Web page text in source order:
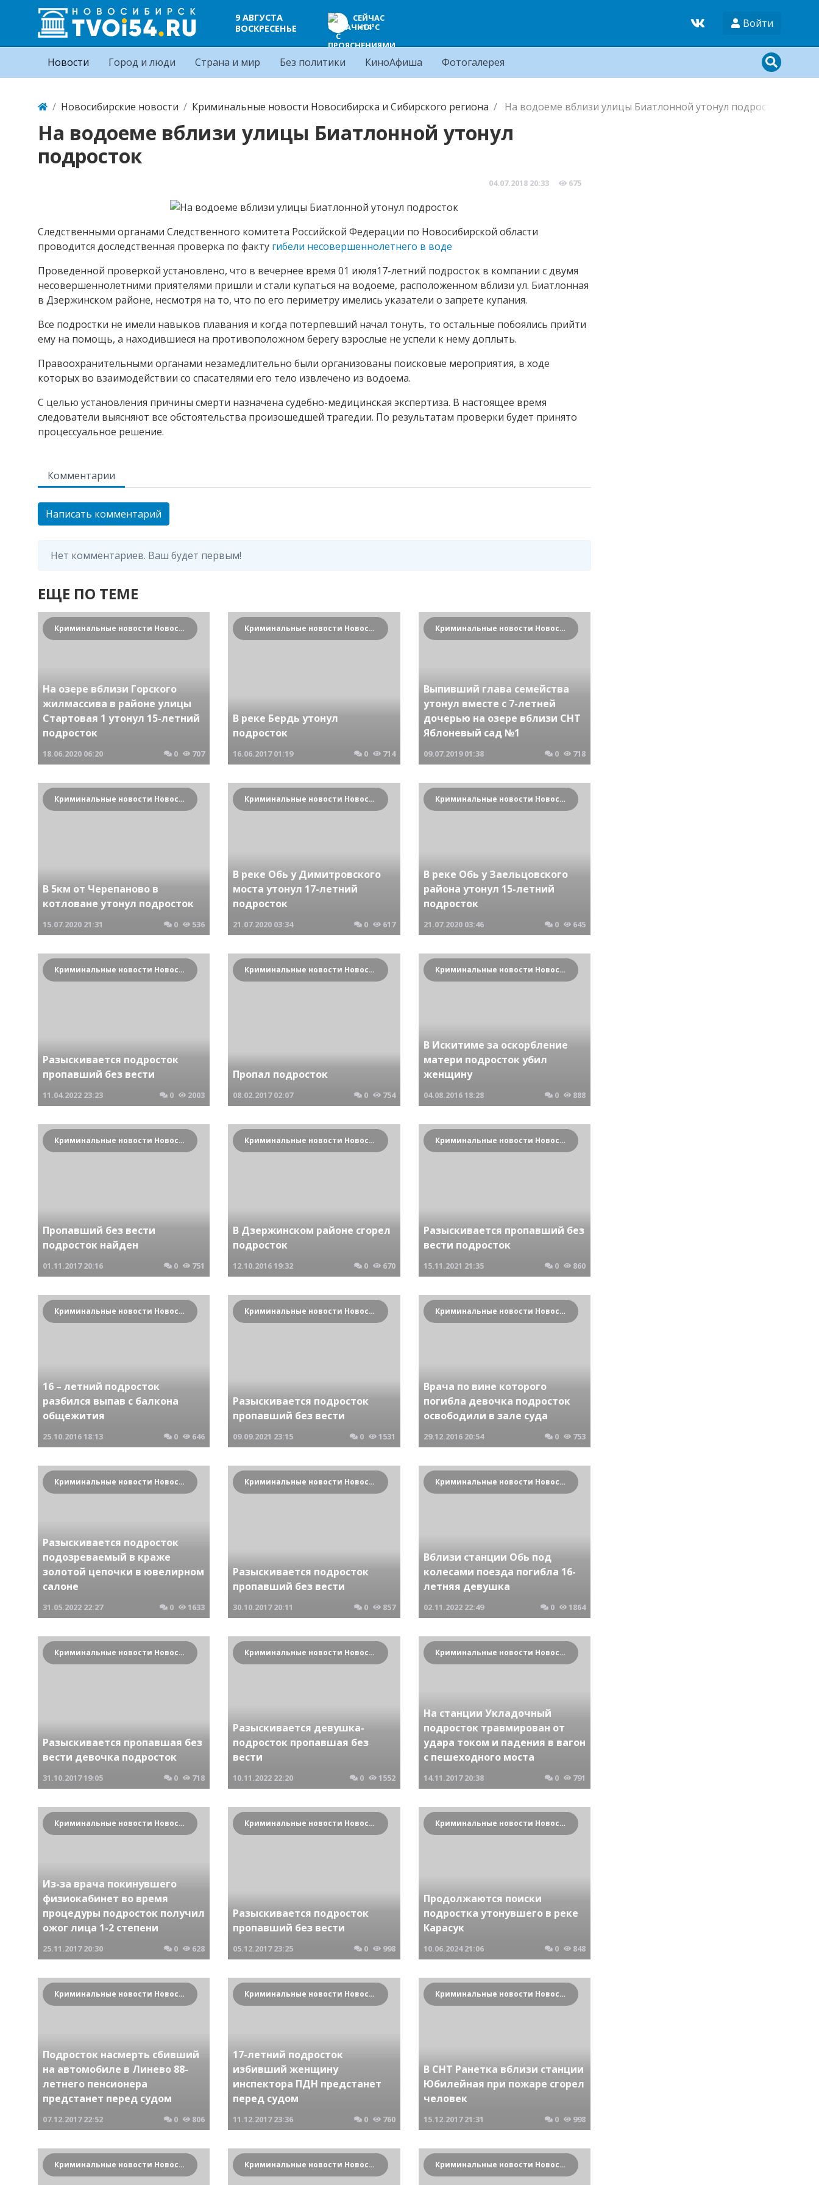
9 АВГУСТА
ВОСКРЕСЕНЬЕ
СЕЙЧАС
+14°C
Войти
Новости Город и люди Страна и мир Без политики КиноАфиша Фотогалерея
Новосибирские новости Криминальные новости Новосибирска и Сибирского региона На водоеме вблизи улицы Биатлонной утонул подросток
На водоеме вблизи улицы Биатлонной утонул
подросток
04.07.2018 20:33 675
Следственными органами Следственного комитета Российской Федерации по Новосибирской области
проводится доследственная проверка по факту гибели несовершеннолетнего в воде
Проведенной проверкой установлено, что в вечернее время 01 июля17-летний подросток в компании с двумя
несовершеннолетними приятелями пришли и стали купаться на водоеме, расположенном вблизи ул. Биатлонная
в Дзержинском районе, несмотря на то, что по его периметру имелись указатели о запрете купания.
Все подростки не имели навыков плавания и когда потерпевший начал тонуть, то остальные побоялись прийти
ему на помощь, а находившиеся на противоположном берегу взрослые не успели к нему доплыть.
Правоохранительными органами незамедлительно были организованы поисковые мероприятия, в ходе
которых во взаимодействии со спасателями его тело извлечено из водоема.
С целью установления причины смерти назначена судебно-медицинская экспертиза. В настоящее время
следователи выясняют все обстоятельства произошедшей трагедии. По результатам проверки будет принято
процессуальное решение.
Комментарии
Написать комментарий
Нет комментариев. Ваш будет первым!
ЕЩЕ ПО ТЕМЕ
Криминальные новости Новосибирска и Сибирского региона
На озере вблизи Горского
жилмассива в районе улицы
Стартовая 1 утонул 15-летний
подросток
18.06.2020 06:20 0 707
Криминальные новости Новосибирска и Сибирского региона
В реке Бердь утонул
подросток
16.06.201701:19 0 714
Криминальные новости Новосибирска и Сибирского региона
Выпивший глава семейства
утонул вместе с 7-летней
дочерью на озере вблизи СНТ
Яблоневый сад №1
09.07.2019 01:38 0 718
Криминальные новости Новосибирска и Сибирского региона
В 5км от Черепаново в
котловане утонул подросток
15.07.2020 21:31 0 536
Криминальные новости Новосибирска и Сибирского региона
В реке Обь у Димитровского
моста утонул 17-летний
подросток
21.07.2020 03:34 0 617
Криминальные новости Новосибирска и Сибирского региона
В реке Обь у Заельцовского
района утонул 15-летний
подросток
21.07.2020 03:46 0 645
Криминальные новости Новосибирска и Сибирского региона
Разыскивается подросток
пропавший без вести
11.04.2022 23:23 0 2003
Криминальные новости Новосибирска и Сибирского региона
Пропал подросток
08.02.201702:07 0 754
Криминальные новости Новосибирска и Сибирского региона
В Искитиме за оскорбление
матери подросток убил
женщину
04.08.201618:28 0 888
Криминальные новости Новосибирска и Сибирского региона
Пропавший без вести
подросток найден
01.11.2017 20:16 0 751
Криминальные новости Новосибирска и Сибирского региона
В Дзержинском районе сгорел
подросток
12.10.201619:32 0 670
Криминальные новости Новосибирска и Сибирского региона
Разыскивается пропавший без
вести подросток
15.11.2021 21:35 0 860
Криминальные новости Новосибирска и Сибирского региона
16 – летний подросток
разбился выпав с балкона
общежития
25.10.201618:13 0 646
Криминальные новости Новосибирска и Сибирского региона
Разыскивается подросток
пропавший без вести
09.09.2021 23:15 0 1531
Криминальные новости Новосибирска и Сибирского региона
Врача по вине которого
погибла девочка подросток
освободили в зале суда
29.12.2016 20:54 0 753
Криминальные новости Новосибирска и Сибирского региона
Разыскивается подросток
подозреваемый в краже
золотой цепочки в ювелирном
салоне
31.05.2022 22:27 0 1633
Криминальные новости Новосибирска и Сибирского региона
Разыскивается подросток
пропавший без вести
30.10.201720:11 0 857
Криминальные новости Новосибирска и Сибирского региона
Вблизи станции Обь под
колесами поезда погибла 16-
летняя девушка
02.11.2022 22:49 0 1864
Криминальные новости Новосибирска и Сибирского региона
Разыскивается пропавшая без
вести девочка подросток
31.10.201719:05 0 718
Криминальные новости Новосибирска и Сибирского региона
Разыскивается девушка-
подросток пропавшая без
вести
10.11.2022 22:20 0 1552
Криминальные новости Новосибирска и Сибирского региона
На станции Укладочный
подросток травмирован от
удара током и падения в вагон
с пешеходного моста
14.11.2017 20:38 0 791
Криминальные новости Новосибирска и Сибирского региона
Из-за врача покинувшего
физиокабинет во время
процедуры подросток получил
ожог лица 1-2 степени
25.11.2017 20:30 0 628
Криминальные новости Новосибирска и Сибирского региона
Разыскивается подросток
пропавший без вести
05.12.201723:25 0 998
Криминальные новости Новосибирска и Сибирского региона
Продолжаются поиски
подростка утонувшего в реке
Карасук
10.06.2024 21:06 0 848
Криминальные новости Новосибирска и Сибирского региона
Подросток насмерть сбивший
на автомобиле в Линево 88-
летнего пенсионера
предстанет перед судом
07.12.2017 22:52 0 806
Криминальные новости Новосибирска и Сибирского региона
17-летний подросток
избивший женщину
инспектора ПДН предстанет
перед судом
11.12.201723:36 0 760
Криминальные новости Новосибирска и Сибирского региона
В СНТ Ранетка вблизи станции
Юбилейная при пожаре сгорел
человек
15.12.2017 21:31 0 998
Криминальные новости Новосибирска и Сибирского региона Криминальные новости Новосибирска и Сибирского региона Криминальные новости Новосибирска и Сибирского региона